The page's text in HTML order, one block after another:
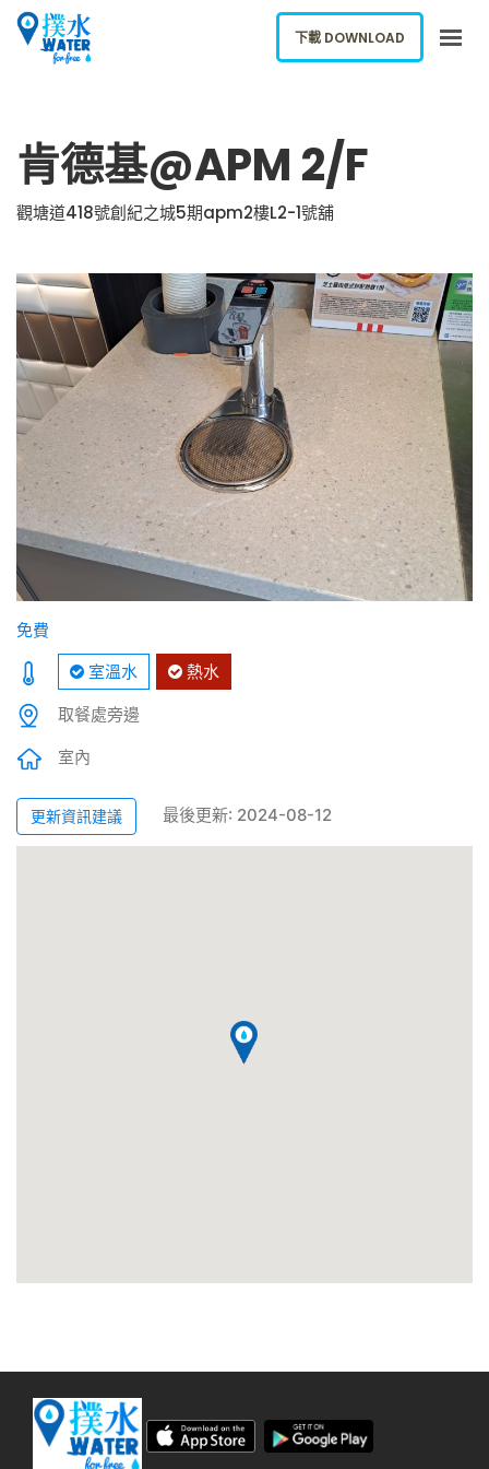
下載應用
網誌
ENGLISH
下載 DOWNLOAD
肯德基@APM 2/F
觀塘道418號創紀之城5期apm2樓L2-1號舖
免費
室溫水
熱水
取餐處旁邊
室內
更新資訊建議 最後更新: 2024-08-12
下載 DOWNLOAD